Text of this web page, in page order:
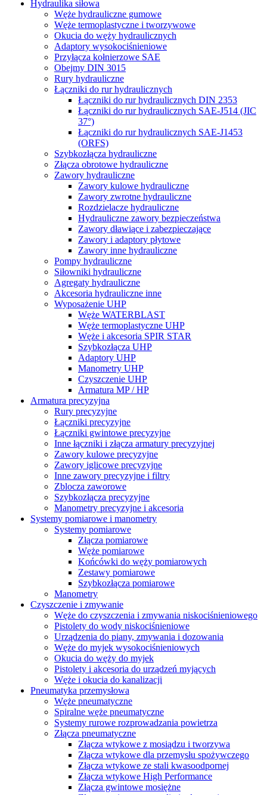
Hydraulika siłowa
Węże hydrauliczne gumowe
Węże termoplastyczne i tworzywowe
Okucia do węży hydraulicznych
Adaptory wysokociśnieniowe
Przyłącza kołnierzowe SAE
Obejmy DIN 3015
Rury hydrauliczne
Łączniki do rur hydraulicznych
Łączniki do rur hydraulicznych DIN 2353
Łączniki do rur hydraulicznych SAE-J514 (JIC
37°)
Łączniki do rur hydraulicznych SAE-J1453
(ORFS)
Szybkozłącza hydrauliczne
Złącza obrotowe hydrauliczne
Zawory hydrauliczne
Zawory kulowe hydrauliczne
Zawory zwrotne hydrauliczne
Rozdzielacze hydrauliczne
Hydrauliczne zawory bezpieczeństwa
Zawory dławiące i zabezpieczające
Zawory i adaptory płytowe
Zawory inne hydrauliczne
Pompy hydrauliczne
Siłowniki hydrauliczne
Agregaty hydrauliczne
Akcesoria hydrauliczne inne
Wyposażenie UHP
Węże WATERBLAST
Węże termoplastyczne UHP
Węże i akcesoria SPIR STAR
Szybkozłącza UHP
Adaptory UHP
Manometry UHP
Czyszczenie UHP
Armatura MP / HP
Armatura precyzyjna
Rury precyzyjne
Łączniki precyzyjne
Łączniki gwintowe precyzyjne
Inne łączniki i złącza armatury precyzyjnej
Zawory kulowe precyzyjne
Zawory iglicowe precyzyjne
Inne zawory precyzyjne i filtry
Zblocza zaworowe
Szybkozłącza precyzyjne
Manometry precyzyjne i akcesoria
Systemy pomiarowe i manometry
Systemy pomiarowe
Złącza pomiarowe
Węże pomiarowe
Końcówki do węży pomiarowych
Zestawy pomiarowe
Szybkozłącza pomiarowe
Manometry
Czyszczenie i zmywanie
Węże do czyszczenia i zmywania niskociśnieniowego
Pistolety do wody niskociśnieniowe
Urządzenia do piany, zmywania i dozowania
Węże do myjek wysokociśnieniowych
Okucia do węży do myjek
Pistolety i akcesoria do urządzeń myjących
Węże i okucia do kanalizacji
Pneumatyka przemysłowa
Węże pneumatyczne
Spiralne węże pneumatyczne
Systemy rurowe rozprowadzania powietrza
Złącza pneumatyczne
Złącza wtykowe z mosiądzu i tworzywa
Złącza wtykowe dla przemysłu spożywczego
Złącza wtykowe ze stali kwasoodpornej
Złącza wtykowe High Performance
Złącza gwintowe mosiężne